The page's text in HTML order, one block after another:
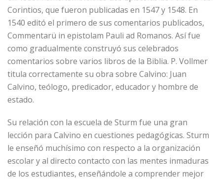
Corintios, que fueron publicadas en 1547 y 1548. En
1540 editó el primero de sus comentarios publicados,
Commentarü in epistolam Pauli ad Romanos. Así fue
como gradualmente construyó sus celebrados
comentarios sobre varios libros de la Biblia. P. Vollmer
titula correctamente su obra sobre Calvino: Juan
Calvino, teólogo, predicador, educador y hombre de
estado.
Su relación con la escuela de Sturm fue una gran
lección para Calvino en cuestiones pedagógicas. Sturm
le enseñó muchísimo con respecto a la organización
escolar y al directo contacto con las mentes inmaduras
de los estudiantes, enseñándole a comprender mejor